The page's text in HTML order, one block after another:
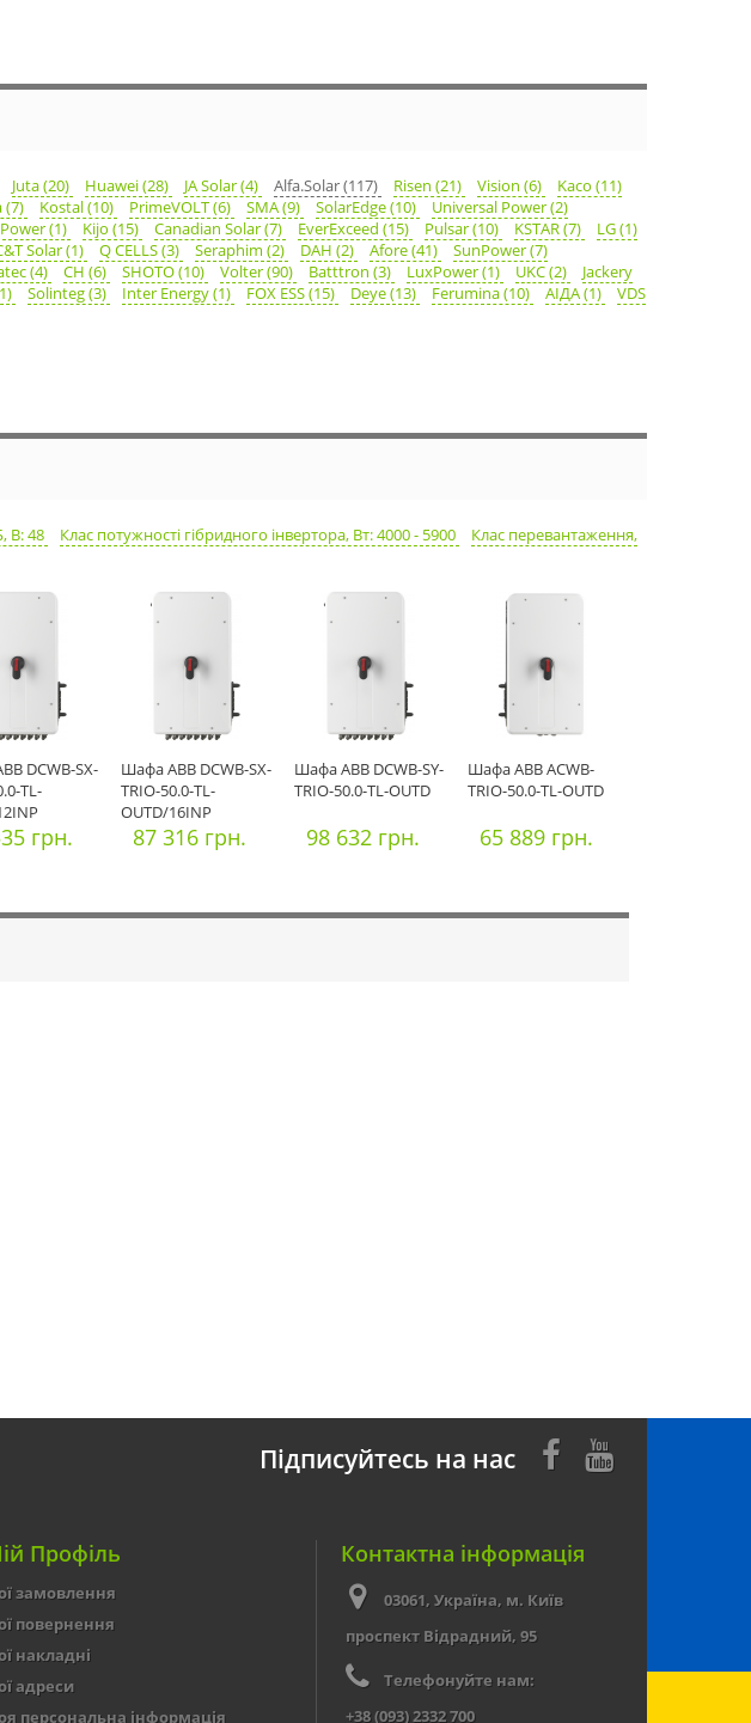
Juta (20) Huawei (28) JA Solar (4) Alfa.Solar (117) Risen (21) Vision (6)
Kaco (11)
(7) Kostal (10) PrimeVOLT (6) SMA (9) SolarEdge (10)
Universal Power (2)
(1) Kijo (15) Canadian Solar (7) EverExceed (15) Pulsar (10) KSTAR (7)
LG (1)
Solar (1) Q CELLS (3) Seraphim (2) DAH (2) Afore (41)
SunPower (7)
(4) CH (6) SHOTO (10) Volter (90) Batttron (3) LuxPower (1) UKC (2)
Jackery
Solinteg (3) Inter Energy (1) FOX ESS (15) Deye (13) Ferumina (10) АІДА (1)
VDS
В: 48 Клас потужності гібридного інвертора, Вт: 4000 - 5900
Клас перевантаження,
DCWB-SX-
TL-
грн.
Шафа ABB DCWB-SX-
TRIO-50.0-TL-
OUTD/16INP
87 316 грн.
Шафа ABB DCWB-SY-
TRIO-50.0-TL-OUTD
98 632 грн.
Шафа ABB ACWB-
TRIO-50.0-TL-OUTD
65 889 грн.
Підписуйтесь на нас
Профіль
замовлення
повернення
накладні
адреси
персональна інформація
Контактна інформація
03061, Україна, м. Київ
проспект Відрадний, 95
Телефонуйте нам:
+38 (093) 2332 700